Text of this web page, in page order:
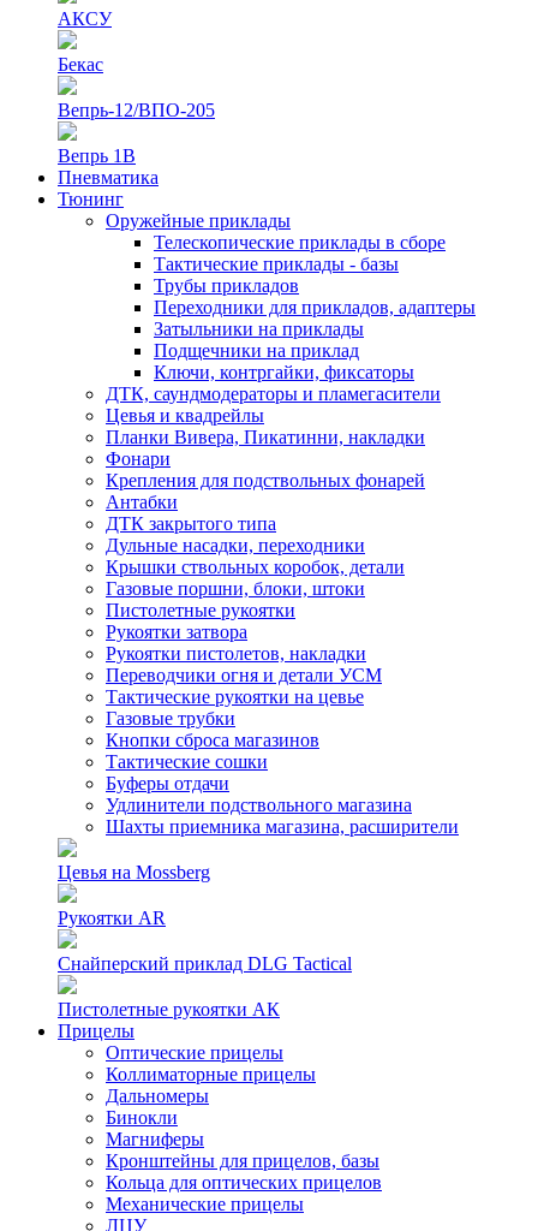
АКСУ
Бекас
Вепрь-12/ВПО-205
Вепрь 1В
Пневматика
Тюнинг
Оружейные приклады
Телескопические приклады в сборе
Тактические приклады - базы
Трубы прикладов
Переходники для прикладов, адаптеры
Затыльники на приклады
Подщечники на приклад
Ключи, контргайки, фиксаторы
ДТК, саундмодераторы и пламегасители
Цевья и квадрейлы
Планки Вивера, Пикатинни, накладки
Фонари
Крепления для подствольных фонарей
Антабки
ДТК закрытого типа
Дульные насадки, переходники
Крышки ствольных коробок, детали
Газовые поршни, блоки, штоки
Пистолетные рукоятки
Рукоятки затвора
Рукоятки пистолетов, накладки
Переводчики огня и детали УСМ
Тактические рукоятки на цевье
Газовые трубки
Кнопки сброса магазинов
Тактические сошки
Буферы отдачи
Удлинители подствольного магазина
Шахты приемника магазина, расширители
Цевья на Mossberg
Рукоятки AR
Снайперский приклад DLG Tactical
Пистолетные рукоятки АК
Прицелы
Оптические прицелы
Коллиматорные прицелы
Дальномеры
Бинокли
Магниферы
Кронштейны для прицелов, базы
Кольца для оптических прицелов
Механические прицелы
ЛЦУ